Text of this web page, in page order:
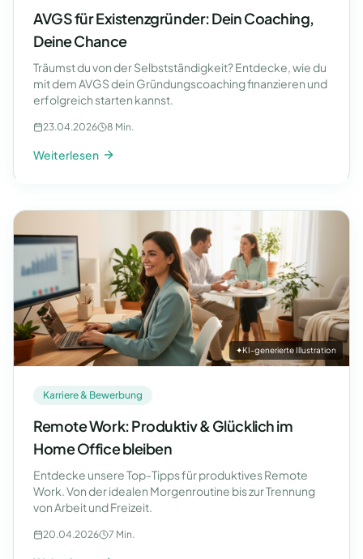
AVGS für Existenzgründer: Dein Coaching,
Deine Chance
Träumst du von der Selbstständigkeit? Entdecke, wie du
mit dem AVGS dein Gründungscoaching finanzieren und
erfolgreich starten kannst.
23.04.2026 8 Min.
Weiterlesen
✦KI-generierte Illustration
Karriere & Bewerbung
Remote Work: Produktiv & Glücklich im
Home Office bleiben
Entdecke unsere Top-Tipps für produktives Remote
Work. Von der idealen Morgenroutine bis zur Trennung
von Arbeit und Freizeit.
20.04.2026 7 Min.